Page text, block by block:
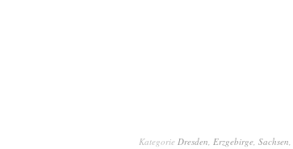
Kategorie Dresden, Erzgebirge, Sachsen,